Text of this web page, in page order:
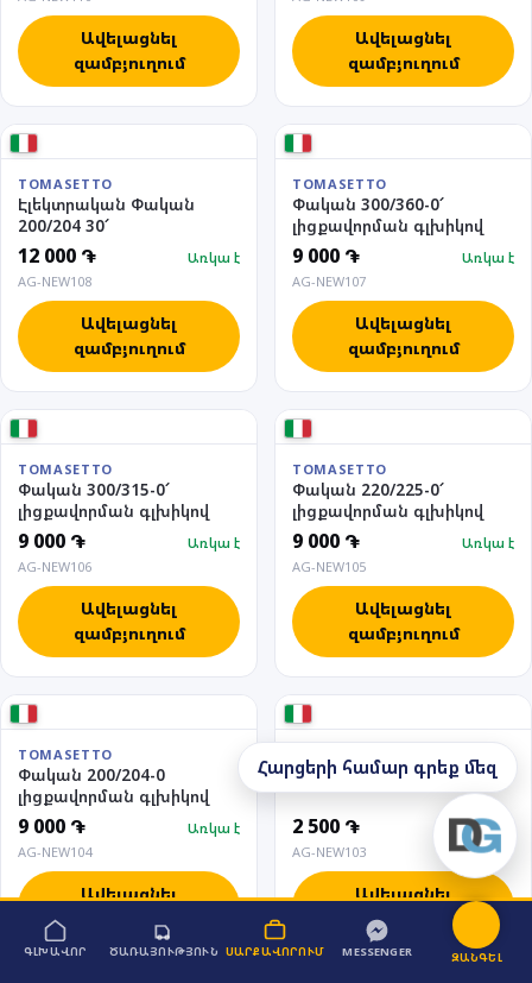
Ավելացնել
զամբյուղում
Ավելացնել
զամբյուղում
TOMASETTO
Էլեկտրական Փական
200/204 30՜
12 000 ֏
Առկա է
AG-NEW108
Ավելացնել
զամբյուղում
TOMASETTO
Փական 300/360-0՜
լիցքավորման գլխիկով
9 000 ֏
Առկա է
AG-NEW107
Ավելացնել
զամբյուղում
TOMASETTO
Փական 300/315-0՜
լիցքավորման գլխիկով
9 000 ֏
Առկա է
AG-NEW106
Ավելացնել
զամբյուղում
TOMASETTO
Փական 220/225-0՜
լիցքավորման գլխիկով
9 000 ֏
Առկա է
AG-NEW105
Ավելացնել
զամբյուղում
TOMASETTO
Փական 200/204-0
լիցքավորման գլխիկով
9 000 ֏
Առկա է
AG-NEW104
Ավելացնել
Լիցքավորման գլխիկ
տակի
2 500 ֏
Առկա է
AG-NEW103
Ավելացնել
զամբյուղում
ԳԼԽԱՎՈՐ ԾԱՌԱՅՈՒԹՅՈՒՆ ՍԱՐՔԱՎՈՐՈՒՄ MESSENGER ԶԱՆԳԵԼ
Հարցերի համար գրեք մեզ